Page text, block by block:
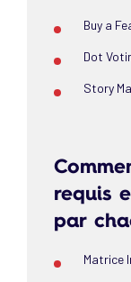
Buy a
Dot
Story
requis
par
Matrice